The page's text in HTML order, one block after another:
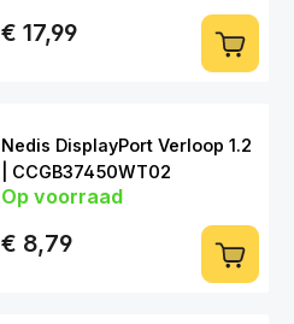
€ 17,99
Nedis DisplayPort Verloop 1.2
| CCGB37450WT02
Mini DP (m) > DP (f) | 0,2m
Op voorraad
€ 8,79